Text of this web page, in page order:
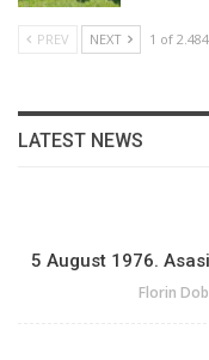
PREV NEXT 1 of 2.484
LATEST NEWS
5 August 1976.
Florin